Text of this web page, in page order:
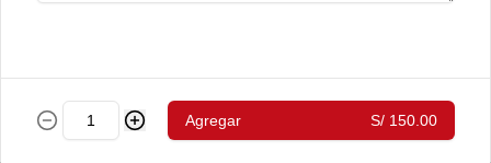
Configuración de cookies Aceptar
Agregar S/ 150.00